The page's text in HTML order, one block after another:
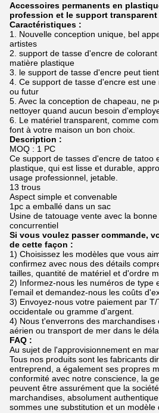
Accessoires permanents en
profession et le support transparent
Caractéristiques :
1. Nouvelle conception unique, bel
artistes
2. support de tasse d'encre de
matière plastique
3. le support de tasse d'encre peut
4. Ce support de tasse d'encre est
ou futur
5. Avec la conception de chapeau, ne
nettoyer quand aucun besoin
6. Le matériel transparent, comme
font à votre maison un bon choix.
Description :
MOQ : 1 PC
Ce support de tasses d'encre de tatoo
plastique, qui est lisse et durable,
usage professionnel, jetable.
13 trous
Aspect simple et convenable
1pc a emballé dans un sac
Usine de tatouage vente avec la
concurrentiel
Si vous voulez passer commande,
de cette façon :
1) Choisissez les modèles que vous
confirmez avec nous des détails
tailles, quantité de matériel et d'ordre
2) Informez-nous les numéros de type
l'email et demandez-nous les coûts
3) Envoyez-nous votre paiement par T/
occidentale ou gramme d'argent.
4) Nous t'enverrons des marchandises
aérien ou transport de mer dans le
FAQ :
Au sujet de l'approvisionnement en
Tous nos produits sont les fabricants
entreprend, a également ses propres
conformité avec notre conscience, la
peuvent être assurément que la
marchandises, absolument
sommes une substitution et un